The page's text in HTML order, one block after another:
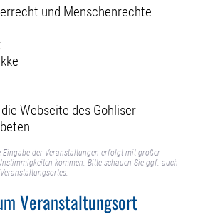
und Menschenrechte
Webseite des Gohliser
Eingabe der Veranstaltungen erfolgt mit großer
kommen. Bitte schauen Sie ggf. auch
Veranstaltungsort